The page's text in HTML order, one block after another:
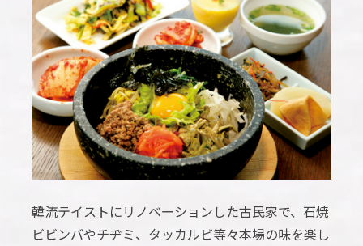
韓流テイストにリノベーションした古民家で、石焼
ビビンバやチヂミ、タッカルビ等々本場の味を楽し